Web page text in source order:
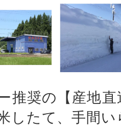
推奨の【産地
したて、手間